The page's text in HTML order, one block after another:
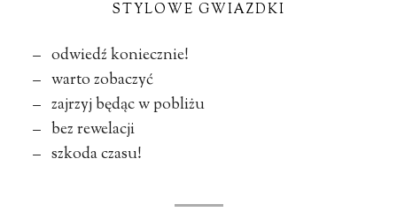
STYLOWE GWIAZDKI
– odwiedź koniecznie!
– warto zobaczyć
– zajrzyj będąc w pobliżu
– bez rewelacji
– szkoda czasu!